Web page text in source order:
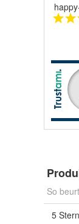
So
5